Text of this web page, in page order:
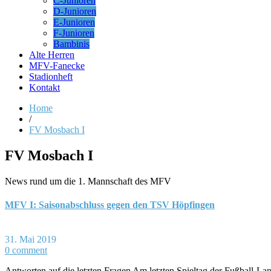
D-Junioren
E-Junioren
F-Junioren
Bambinis
Alte Herren
MFV-Fanecke
Stadionheft
Kontakt
Home
/
FV Mosbach I
FV Mosbach I
News rund um die 1. Mannschaft des MFV
MFV I: Saisonabschluss gegen den TSV Höpfingen
31. Mai 2019
0 comment